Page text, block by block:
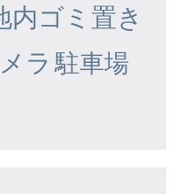
内ゴミ置き
ラ 駐車場